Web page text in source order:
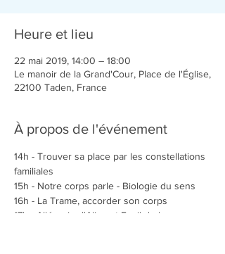
Heure et lieu
22 mai 2019, 14:00 – 18:00
Le manoir de la Grand'Cour, Place de l'Église,
22100 Taden, France
À propos de l'événement
14h - Trouver sa place par les constellations
familiales
15h - Notre corps parle - Biologie du sens
16h - La Trame, accorder son corps
17h - Allégorie d'Alice et Eveil de la